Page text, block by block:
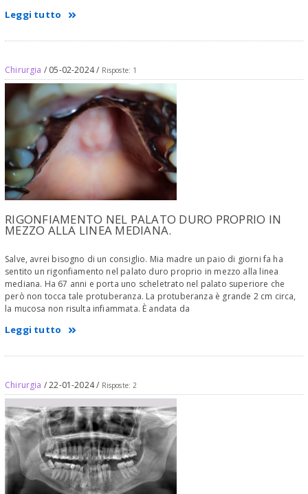
Leggi tutto
Chirurgia / 05-02-2024 / Risposte: 1
RIGONFIAMENTO NEL PALATO DURO PROPRIO IN
MEZZO ALLA LINEA MEDIANA.
Salve, avrei bisogno di un consiglio. Mia madre un paio di giorni fa ha
sentito un rigonfiamento nel palato duro proprio in mezzo alla linea
mediana. Ha 67 anni e porta uno scheletrato nel palato superiore che
però non tocca tale protuberanza. La protuberanza è grande 2 cm circa,
la mucosa non risulta infiammata. È andata da
Leggi tutto
Chirurgia / 22-01-2024 / Risposte: 2